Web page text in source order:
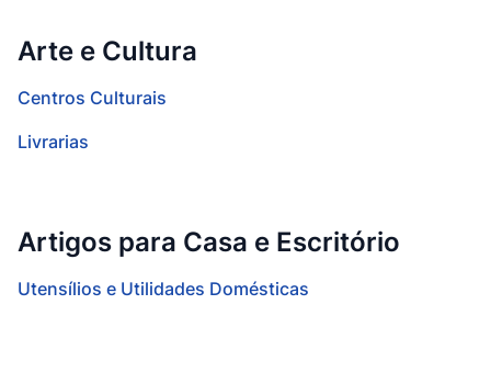
Arte e Cultura
Centros Culturais
Livrarias
Artigos para Casa e Escritório
Utensílios e Utilidades Domésticas